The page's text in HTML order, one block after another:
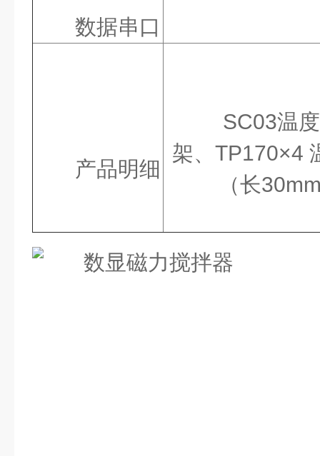
数据串口
产品明细
SC03温
架、TP170×4
（长